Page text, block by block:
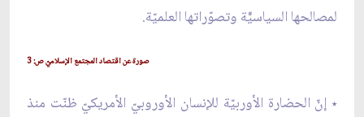
لمصالحها السياسيّّة وتصوّراتها العلميّة.
صورة عن اقتصاد المجتمع الإسلاميّ ص: 3
٭ إنّ الحضارة الأوربيّة للإنسان الأوروبيّ الأمريكيّ ظنّت منذ